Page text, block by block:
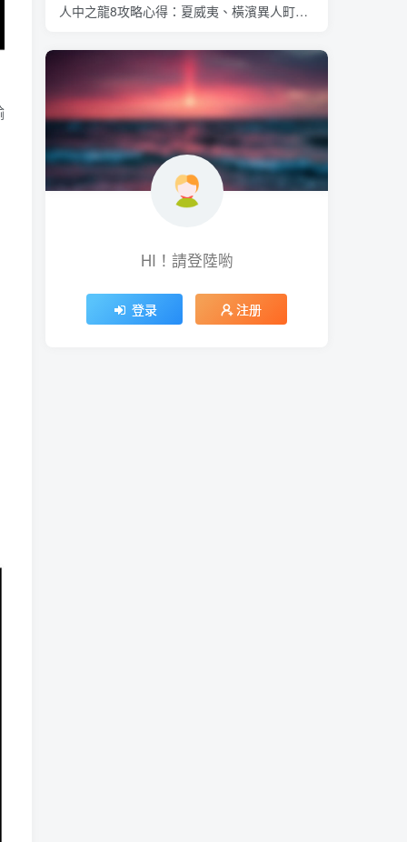
人中之龍8攻略心得：夏威夷、橫濱異人町、神室町 全部14位神秘捏捏NPC地圖位置整理
HI！請登陸喲
登录 注册